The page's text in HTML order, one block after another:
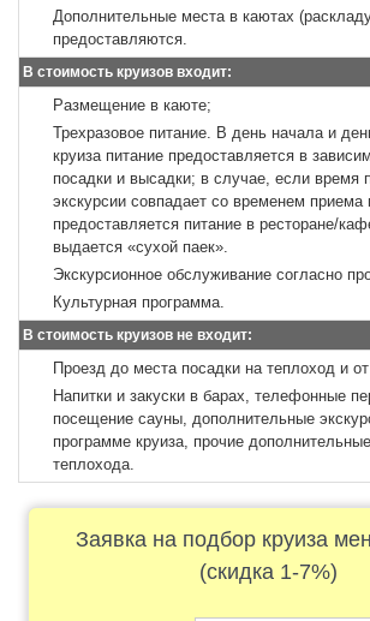
Дополнительные места в каютах
предоставляются.
В стоимость круизов входит:
Размещение в каюте;
Трехразовое питание. В день начала и
круиза питание предоставляется в
посадки и высадки; в случае, если время
экскурсии совпадает со временем приема
предоставляется питание в ресторане/
выдается «сухой паек».
Экскурсионное обслуживание согласно
Культурная программа.
В стоимость круизов не входит:
Проезд до места посадки на теплоход и
Напитки и закуски в барах, телефонные
посещение сауны, дополнительные
программе круиза, прочие
теплохода.
Заявка на подбор круиза
(скидка 1-7%)